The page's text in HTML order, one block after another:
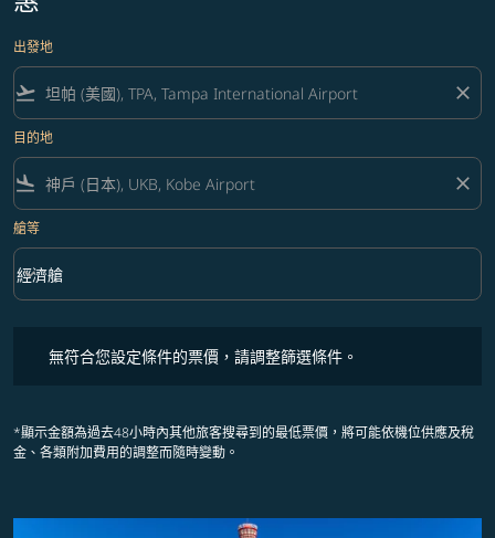
出發地
flight_takeoff close
目的地
flight_land close
艙等
艙等 option 經濟艙 Selected
經濟艙
keyboard_arrow_down
無符合您設定條件的票價，請調整篩選條件。
*顯示金額為過去48小時內其他旅客搜尋到的最低票價，將可能依機位供應及稅
金、各類附加費用的調整而隨時變動。